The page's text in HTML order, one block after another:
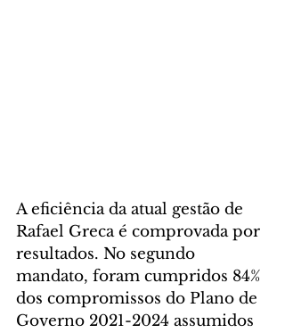
A eficiência da atual gestão de
Rafael Greca é comprovada por
resultados. No segundo
mandato, foram cumpridos 84%
dos compromissos do Plano de
Governo 2021-2024 assumidos